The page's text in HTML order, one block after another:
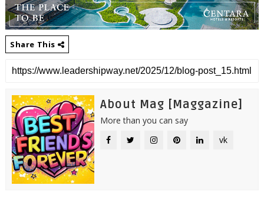
Share This
About Mag [Maggazine]
More than you can say
vk